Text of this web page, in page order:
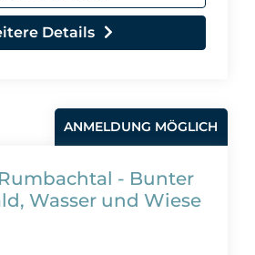
Details
ANMELDUNG MÖGLICH
- Bunter
Wasser und Wiese